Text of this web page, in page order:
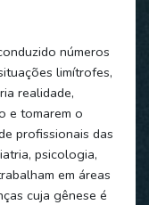
números
limítrofes,
realidade,
e tomarem o
profissionais das
psicologia,
em áreas
cuja gênese é